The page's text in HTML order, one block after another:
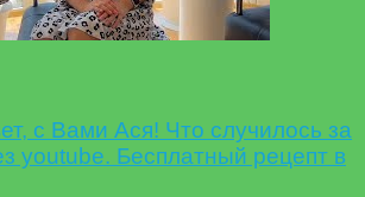
с Вами Ася! Что случилось за
youtube. Бесплатный рецепт в